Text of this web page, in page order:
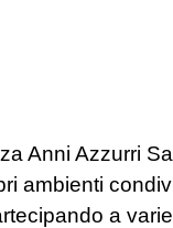
Anni Azzurri
ambienti
a